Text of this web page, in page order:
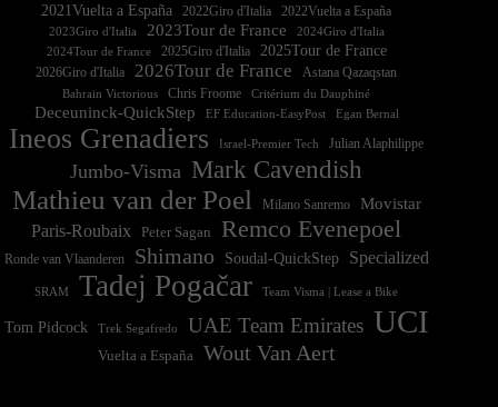
2021Vuelta a España 2022Vuelta a España
2023Giro d'Italia 2023Tour de France
2024Tour de France
2025Giro d'Italia 2025Tour de France
2026Giro d'Italia 2026Tour de France Astana Qazaqstan
Bahrain Victorious Chris Froome Critérium du Dauphiné
Deceuninck-QuickStep EF Education-EasyPost Egan Bernal
Ineos Grenadiers Israel-Premier Tech Julian Alaphilippe
Jumbo-Visma Mark Cavendish
Mathieu van der Poel Milano Sanremo
Movistar
Paris-Roubaix
Peter Sagan Remco Evenepoel
Ronde van Vlaanderen Shimano Soudal-QuickStep Specialized
SRAM Tadej Pogačar Team Visma | Lease a Bike
Tom Pidcock Trek Segafredo UAE Team Emirates UCI
Vuelta a España Wout Van Aert